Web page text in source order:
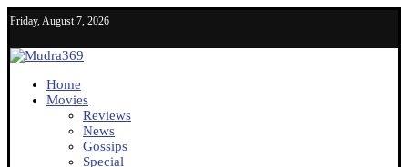
Friday, August 7, 2026
Home
Movies
Reviews
News
Gossips
Special